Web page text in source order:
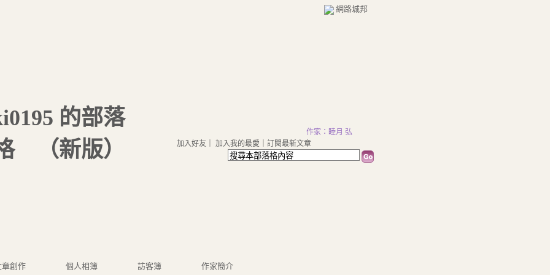
網路城邦
的部落
（新版）
章創作 個人相簿 訪客簿 作家簡介
加入好友 加入我的最愛 訂閱最新文章
作家：睦月 弘